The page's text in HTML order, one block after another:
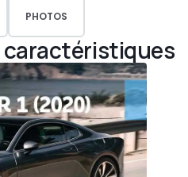
PHOTOS
caractéristiques